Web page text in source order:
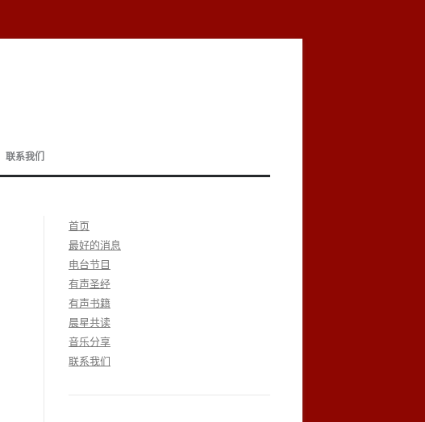
联系我们
首页
最好的消息
电台节目
有声圣经
有声书籍
晨星共读
音乐分享
联系我们